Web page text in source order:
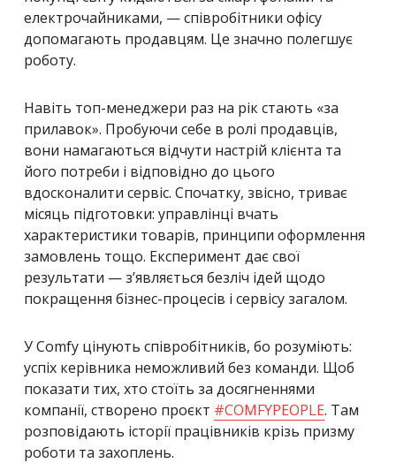
електрочайниками, — співробітники офісу
допомагають продавцям. Це значно полегшує
роботу.
Навіть топ-менеджери раз на рік стають «за
прилавок». Пробуючи себе в ролі продавців,
вони намагаються відчути настрій клієнта та
його потреби і відповідно до цього
вдосконалити сервіс. Спочатку, звісно, триває
місяць підготовки: управлінці вчать
характеристики товарів, принципи оформлення
замовлень тощо. Експеримент дає свої
результати — з’являється безліч ідей щодо
покращення бізнес-процесів і сервісу загалом.
У Comfy цінують співробітників, бо розуміють:
успіх керівника неможливий без команди. Щоб
показати тих, хто стоїть за досягненнями
компанії, створено проєкт #COMFYPEOPLE. Там
розповідають історії працівників крізь призму
роботи та захоплень.